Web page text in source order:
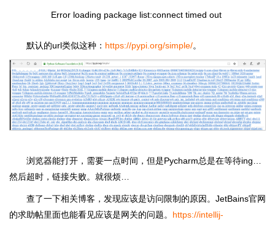
Error loading package list:connect timed out
默认的url类似这种： https://pypi.org/simple/。
浏览器能打开，需要一点时间，但是Pycharm总是在等待ing…
然后超时，链接失败。就很烦…
查了一下相关博客，发现应该是访问限制的原因。JetBains官网
的求助帖里面也能看见应该是网关的问题。 https://intellij-